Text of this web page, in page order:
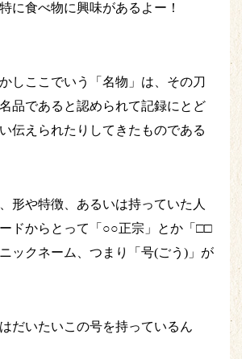
に食べ物に興味があるよー！
しここでいう「名物」は、その刀
品であると認められて記録にとど
伝えられたりしてきたものである
形や特徴、あるいは持っていた人
ドからとって「○○正宗」とか「□□
ックネーム、つまり「号(ごう)」が
だいたいこの号を持っているん